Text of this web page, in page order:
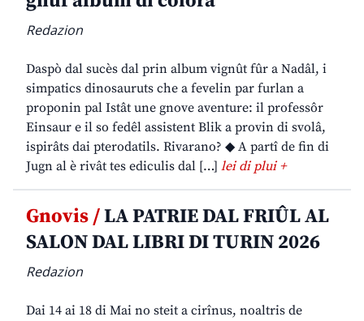
Redazion
Daspò dal sucès dal prin album vignût fûr a Nadâl, i
simpatics dinosauruts che a fevelin par furlan a
proponin pal Istât une gnove aventure: il professôr
Einsaur e il so fedêl assistent Blik a provin di svolâ,
ispirâts dai pterodatils. Rivarano? ◆ A partî de fin di
Jugn al è rivât tes ediculis dal […] lei di plui +
Gnovis /LA PATRIE DAL FRIÛL AL
SALON DAL LIBRI DI TURIN 2026
Redazion
Dai 14 ai 18 di Mai no steit a cirînus, noaltris de